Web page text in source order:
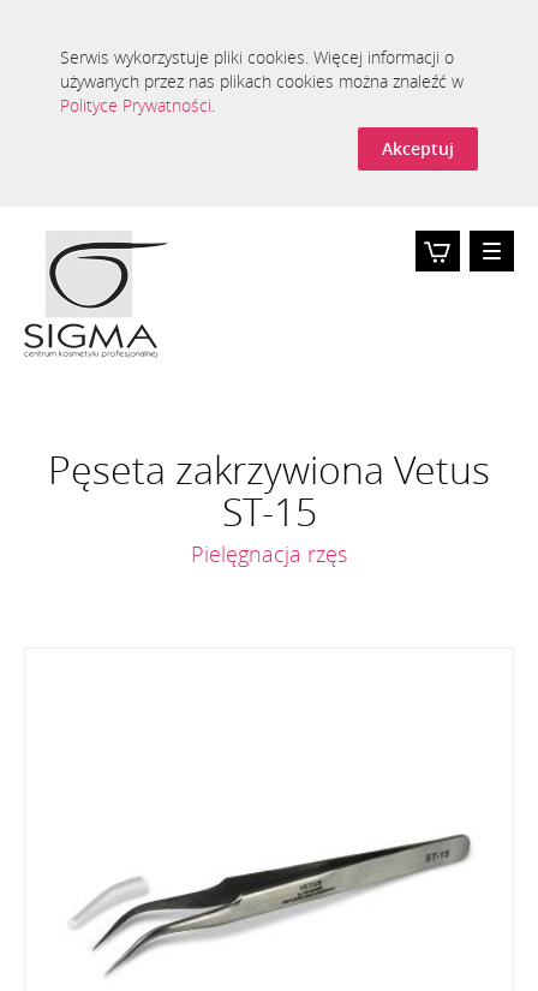
Serwis wykorzystuje pliki cookies. Więcej informacji o
używanych przez nas plikach cookies można znaleźć w
Polityce Prywatności.
Akceptuj
Toggle
Koszyk0
Pęseta zakrzywiona Vetus
ST-15
Pielęgnacja rzęs